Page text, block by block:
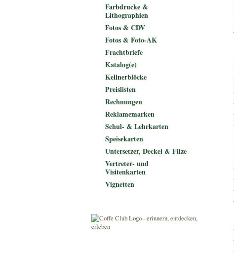
Farbdrucke &
Lithographien
Fotos & CDV
Fotos & Foto-AK
Frachtbriefe
Katalog(e)
Kellnerblöcke
Preislisten
Rechnungen
Reklamemarken
Schul- & Lehrkarten
Speisekarten
Untersetzer, Deckel & Filze
Vertreter- und
Visitenkarten
Vignetten